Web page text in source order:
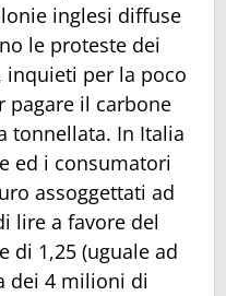
inglesi diffuse
le proteste dei
per la poco
pagare il carbone
tonnellata. In Italia
ed i consumatori
assoggettati ad
lire a favore del
di 1,25 (uguale ad
dei 4 milioni di